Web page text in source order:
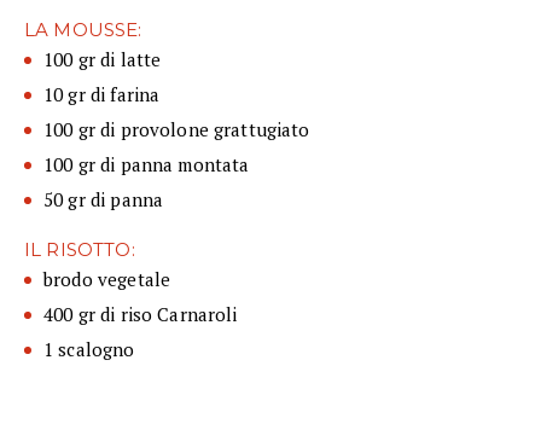
LA MOUSSE:
100 gr di latte
10 gr di farina
100 gr di provolone grattugiato
100 gr di panna montata
50 gr di panna
IL RISOTTO:
brodo vegetale
400 gr di riso Carnaroli
1 scalogno